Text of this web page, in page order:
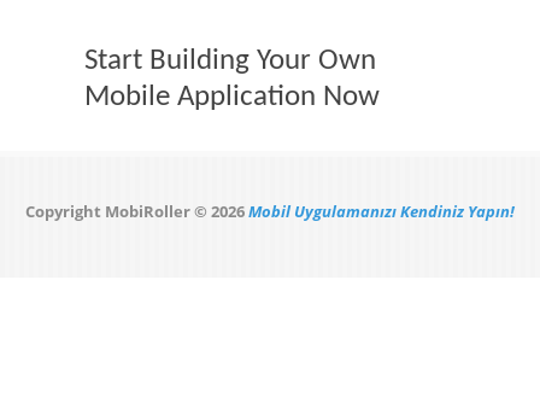
Start Building Your Own
Mobile Application Now
Copyright MobiRoller © 2026Mobil Uygulamanızı Kendiniz Yapın!